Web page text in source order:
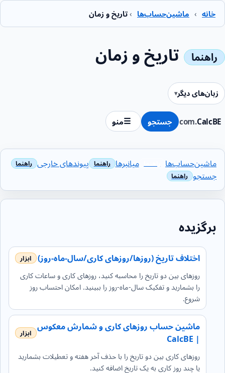
خانه › ماشین‌حساب‌ها › تاریخ و زمان
CalcBE
.com جستجو منو
تاریخ و زمان
زبان‌های دیگر
ماشین‌حساب‌ها میانبرها
پیوندهای خارجی
جستجو
برگزیده
اختلاف تاریخ (روزها/روزهای کاری/سال-ماه-روز)
روزهای بین دو تاریخ را محاسبه کنید، روزهای کاری و ساعات کاری
را بشمارید و تفکیک سال‑ماه‑روز را ببینید. امکان احتساب روز
شروع.
ماشین حساب روزهای کاری و شمارش معکوس
| CalcBE
روزهای کاری بین دو تاریخ را با حذف آخر هفته و تعطیلات بشمارید
یا چند روز کاری به یک تاریخ اضافه کنید.